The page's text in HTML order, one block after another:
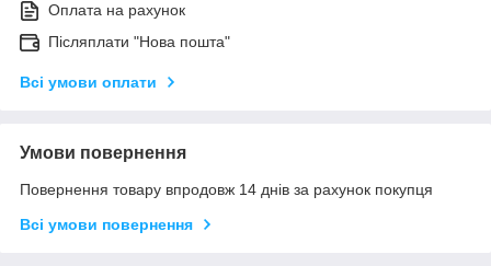
Оплата на рахунок
Післяплати "Нова пошта"
Всі умови оплати
Умови повернення
Повернення товару впродовж 14 днів за рахунок покупця
Всі умови повернення